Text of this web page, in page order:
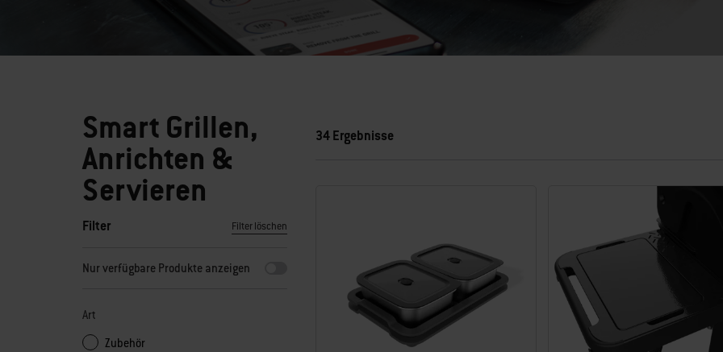
Smart Grillen,
Anrichten &
Servieren
Filter
Durch Auswahl eines beliebigen Filters wird die Seite mit neuen Ergebnissen aktualisiert.
Filter löschen
Nur verfügbare Produkte anzeigen
Art
Zubehör
34 Ergebnisse